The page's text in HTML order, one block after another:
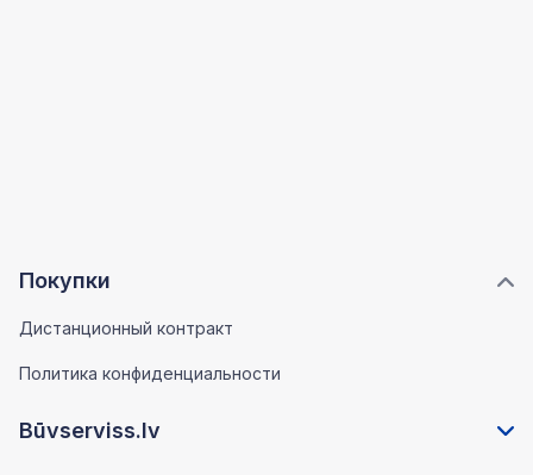
Покупки
Дистанционный контракт
Политика конфиденциальности
Būvserviss.lv